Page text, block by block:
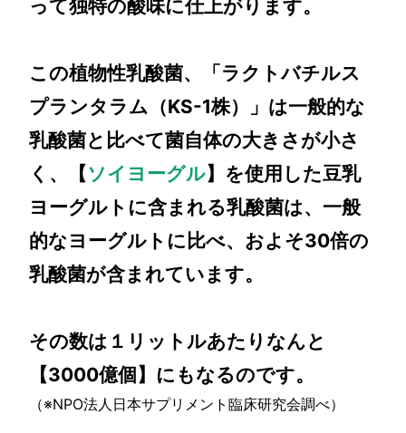
って独特の酸味に仕上がります。
この植物性乳酸菌、「ラクトバチルス
プランタラム（KS-1株）」は一般的な
乳酸菌と比べて菌自体の大きさが小さ
く、【ソイヨーグル】を使用した豆乳
ヨーグルトに含まれる乳酸菌は、一般
的なヨーグルトに比べ、およそ30倍の
乳酸菌が含まれています。
その数は１リットルあたりなんと
【3000億個】にもなるのです。
（※NPO法人日本サプリメント臨床研究会調べ）